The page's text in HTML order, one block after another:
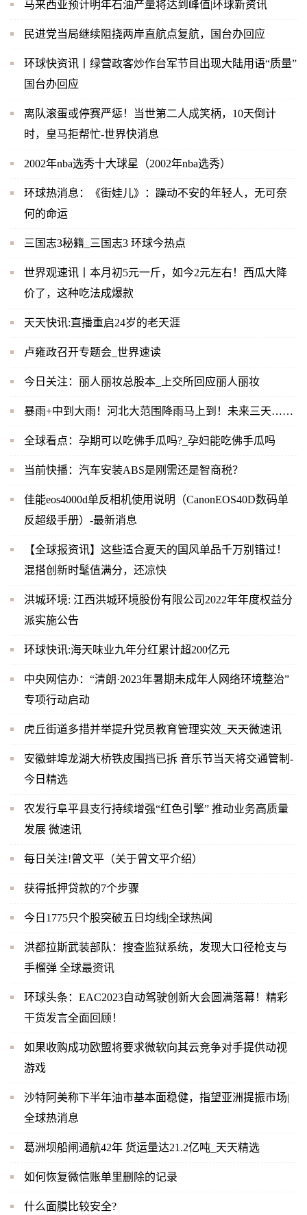
马来西亚预计明年石油产量将达到峰值|环球新资讯
民进党当局继续阻挠两岸直航点复航，国台办回应
环球快资讯丨绿营政客炒作台军节目出现大陆用语“质量”
国台办回应
离队滚蛋或停赛严惩！当世第二人成笑柄，10天倒计
时，皇马拒帮忙-世界快消息
2002年nba选秀十大球星（2002年nba选秀）
环球热消息：《街娃儿》：躁动不安的年轻人，无可奈
何的命运
三国志3秘籍_三国志3 环球今热点
世界观速讯丨本月初5元一斤，如今2元左右！西瓜大降
价了，这种吃法成爆款
天天快讯:直播重启24岁的老天涯
卢雍政召开专题会_世界速读
今日关注：丽人丽妆总股本_上交所回应丽人丽妆
暴雨+中到大雨！河北大范围降雨马上到！未来三天……
全球看点：孕期可以吃佛手瓜吗?_孕妇能吃佛手瓜吗
当前快播：汽车安装ABS是刚需还是智商税？
佳能eos4000d单反相机使用说明（CanonEOS40D数码单
反超级手册）-最新消息
【全球报资讯】这些适合夏天的国风单品千万别错过！
混搭创新时髦值满分，还凉快
洪城环境: 江西洪城环境股份有限公司2022年年度权益分
派实施公告
环球快讯:海天味业九年分红累计超200亿元
中央网信办：“清朗·2023年暑期未成年人网络环境整治”
专项行动启动
虎丘街道多措并举提升党员教育管理实效_天天微速讯
安徽蚌埠龙湖大桥铁皮围挡已拆 音乐节当天将交通管制-
今日精选
农发行阜平县支行持续增强“红色引擎” 推动业务高质量
发展 微速讯
每日关注!曾文平（关于曾文平介绍）
获得抵押贷款的7个步骤
今日1775只个股突破五日均线|全球热闻
洪都拉斯武装部队：搜查监狱系统，发现大口径枪支与
手榴弹 全球最资讯
环球头条：EAC2023自动驾驶创新大会圆满落幕！精彩
干货发言全面回顾！
如果收购成功欧盟将要求微软向其云竞争对手提供动视
游戏
沙特阿美称下半年油市基本面稳健，指望亚洲提振市场|
全球热消息
葛洲坝船闸通航42年 货运量达21.2亿吨_天天精选
如何恢复微信账单里删除的记录
什么面膜比较安全?